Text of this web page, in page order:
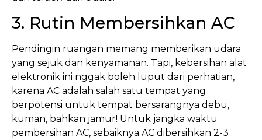
3. Rutin Membersihkan AC
Pendingin ruangan memang memberikan udara
yang sejuk dan kenyamanan. Tapi, kebersihan alat
elektronik ini nggak boleh luput dari perhatian,
karena AC adalah salah satu tempat yang
berpotensi untuk tempat bersarangnya debu,
kuman, bahkan jamur! Untuk jangka waktu
pembersihan AC, sebaiknya AC dibersihkan 2-3